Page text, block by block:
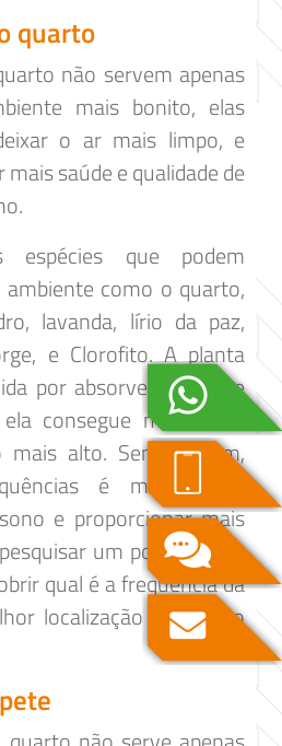
não servem apenas
mais bonito, elas
o ar mais limpo, e
saúde e qualidade de
espécies que podem
como o quarto,
lavanda, lírio da paz,
e Clorofito. A planta
por absorver odores e
consegue manter os
mais alto. Sendo assim,
é melhorar a
e proporcionar mais
um pouco sobre
qual é a frequência da
localização do quarto